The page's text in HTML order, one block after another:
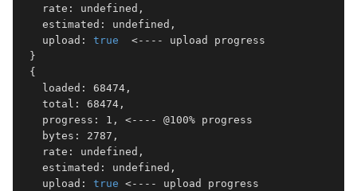
   rate: undefined,
   estimated: undefined,
   upload:
true
  <---- upload progress
}
{
   loaded: 68474,
   total: 68474,
   progress: 1, <---- @100% progress
   bytes: 2787,
   rate: undefined,
   estimated: undefined,
   upload:
true <---- upload progress